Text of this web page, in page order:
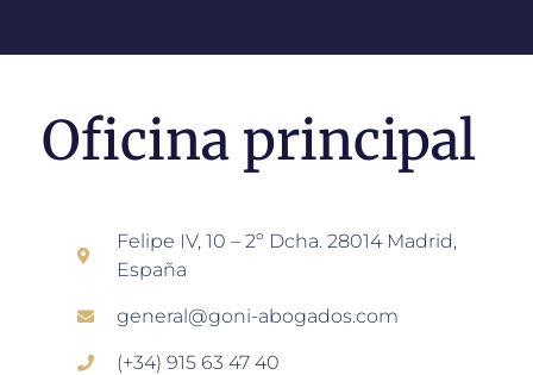
Oficina principal
Felipe IV, 10 – 2º Dcha. 28014 Madrid,
España
general@goni-abogados.com
(+34) 915 63 47 40